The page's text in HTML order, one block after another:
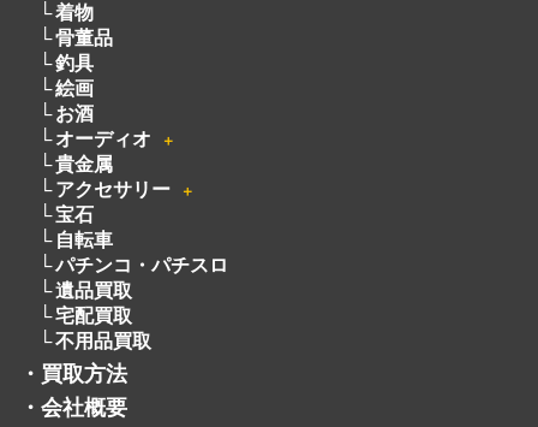
着物
骨董品
釣具
絵画
お酒
オーディオ
＋
貴金属
アクセサリー
＋
宝石
自転車
パチンコ・パチスロ
遺品買取
宅配買取
不用品買取
・ 買取方法
・ 会社概要